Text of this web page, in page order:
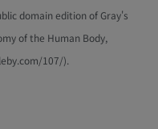
domain edition of Gray's
of the Human Body,
107/).